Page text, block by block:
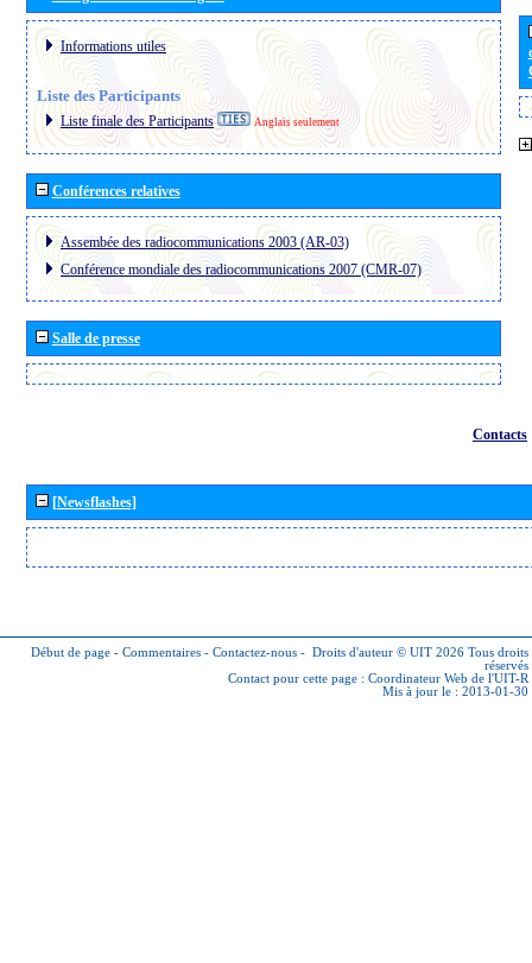
Informations utiles
Liste des Participants
Liste finale des Participants Anglais seulement
Conférences relatives
Assembée des radiocommunications 2003 (AR-03)
Conférence mondiale des radiocommunications 2007 (CMR-07)
Salle de presse
Contacts
[Newsflashes]
Début de page - Commentaires - Contactez-nous - Droits d'auteur © UIT 2026 Tous droits
réservés
Contact pour cette page : Coordinateur Web de l'UIT-R
Mis à jour le : 2013-01-30